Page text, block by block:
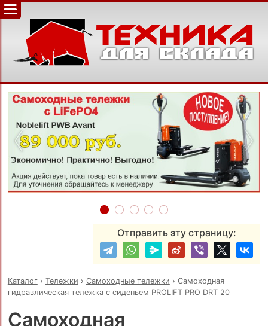
‹ ›
Отправить эту страницу:
Каталог› Тележки › Самоходные тележки › Самоходная
гидравлическая тележка с сиденьем PROLIFT PRO DRT 20
Самоходная